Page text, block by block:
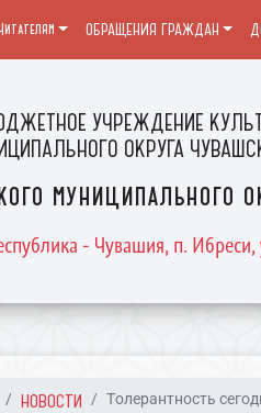
УЧРЕЖДЕНИЕ
ОКРУГА
муниципального
- Чувашия, п. Ибреси,
ОБРАЩЕНИЯ ГРАЖДАН
НОВОСТИ Толерантность